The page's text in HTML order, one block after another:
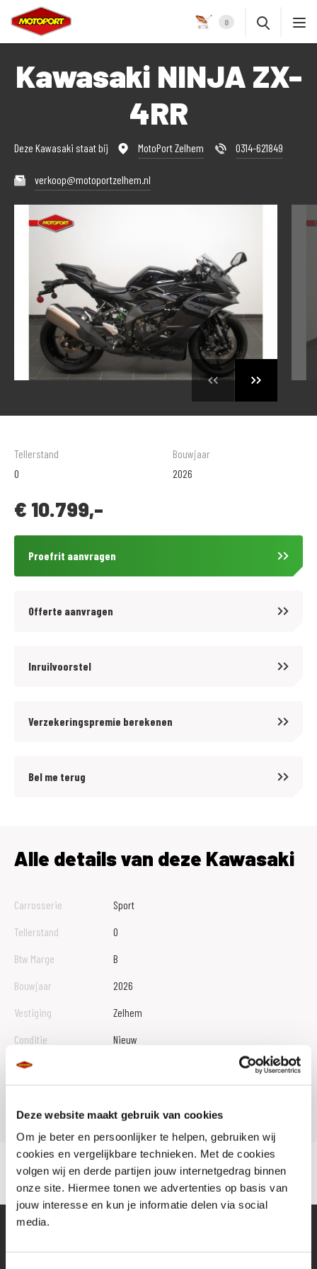
Deze website maakt gebruik van cookies
Om je beter en persoonlijker te helpen, gebruiken wij
cookies en vergelijkbare technieken. Met de cookies
volgen wij en derde partijen jouw internetgedrag binnen
onze site. Hiermee tonen we advertenties op basis van
jouw interesse en kun je informatie delen via social
media.
0
Kawasaki NINJA ZX-
4RR
Deze Kawasaki staat bij MotoPort Zelhem 0314-621849
verkoop@motoportzelhem.nl
Tellerstand
0
Bouwjaar
2026
€ 10.799,-
Proefrit aanvragen
Offerte aanvragen
Inruilvoorstel
Verzekeringspremie berekenen
Bel me terug
Alle details van deze Kawasaki
Carrosserie
Sport
Tellerstand
0
Btw Marge
B
Bouwjaar
2026
Vestiging
Zelhem
Conditie
Nieuw
Rijbewijs type